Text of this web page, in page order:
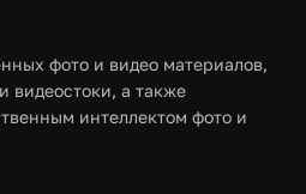
фото и видео материалов,
видеостоки, а также
интеллектом фото и